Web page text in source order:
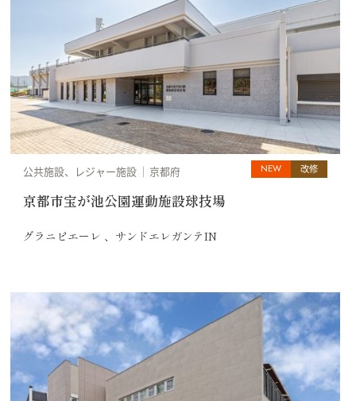
公共施設、レジャー施設 京都府 NEW 改修
京都市宝が池公園運動施設球技場
グラニピエーレ 、サンドエレガンテIN